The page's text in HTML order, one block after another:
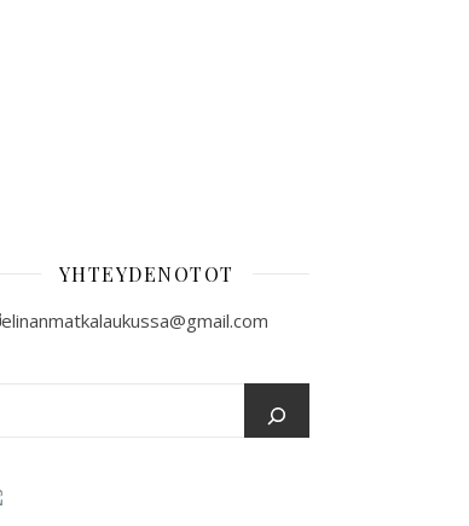
YHTEYDENOTOT
elinanmatkalaukussa@gmail.com